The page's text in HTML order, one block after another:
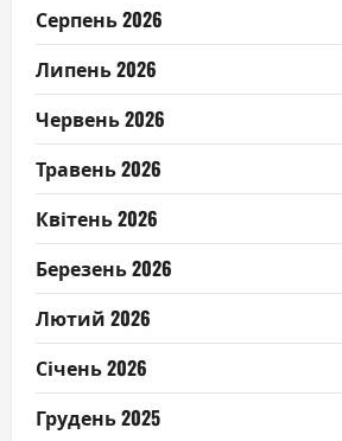
Серпень 2026
Липень 2026
Червень 2026
Травень 2026
Квітень 2026
Березень 2026
Лютий 2026
Січень 2026
Грудень 2025